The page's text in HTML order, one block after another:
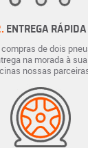
ENTREGA RÁPIDA
compras de dois
na morada à
nossas